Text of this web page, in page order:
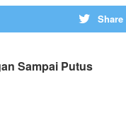
Sampai Putus